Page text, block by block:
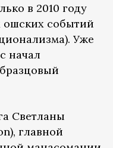
в 2010 году
ошских событий
Уже
начал
Светланы
главной